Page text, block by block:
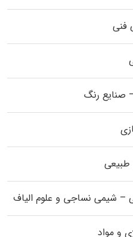
فنی
صنایع رنگ
طبیعی
– شیمی نساجی و علوم الیاف
و مواد